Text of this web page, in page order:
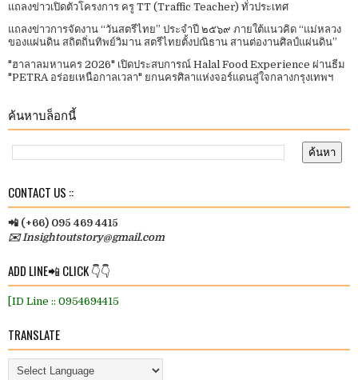
แถลงข่าวเปิดตัวโครงการ ครู TT (Traffic Teacher) ทั่วประเทศ​
แถลงข่าวการจัดงาน “วันสตรีไทย” ประจําปี ๒๕๖๙ ภายใต้แนวคิด “แม่หลวง
ของแผ่นดิน สถิตถิ่นทิพย์วิมาน สตรีไทยตั้งปณิธาน สานต่องานศิลป์แผ่นดิน”
"ฮาลาลมหานคร 2026" เปิดประสบการณ์ Halal Food Experience ผ่านธีม
"PETRA อร่อยเหนือกาลเวลา" ยกนครศิลาแห่งจอร์แดนสู่ใจกลางกรุงเทพฯ
ค้นหาบล็อกนี้
CONTACT US ::
📲 (+66) 095 469 4415
✉️ Insightoutstory@gmail.com
ADD LINE📲 CLICK 👇👇
[ID Line :: 0954694415
TRANSLATE